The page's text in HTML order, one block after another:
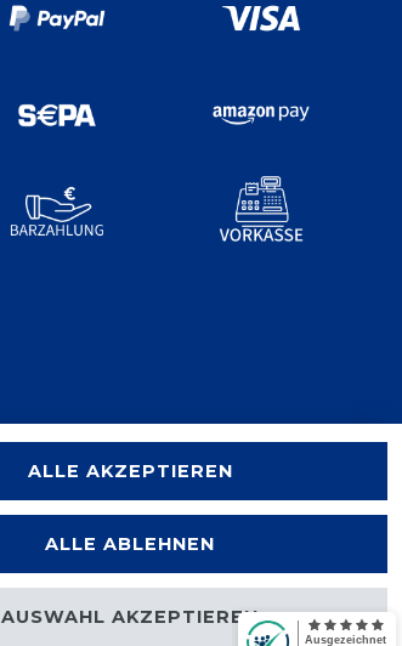
ALLE AKZEPTIEREN
ALLE ABLEHNEN
AUSWAHL AKZEPTIEREN